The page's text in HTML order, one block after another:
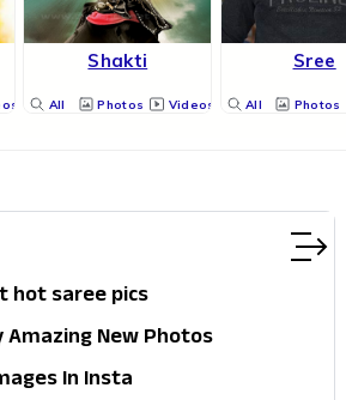
Shakti
All Photos Videos
Sree
All Photos
hot saree pics
New Photos
In Insta